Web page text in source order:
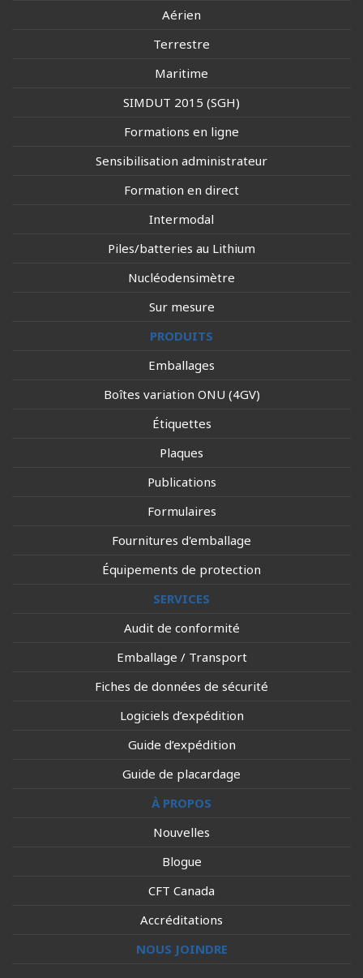
Aérien
Terrestre
Maritime
SIMDUT 2015 (SGH)
Formations en ligne
Sensibilisation administrateur
Formation en direct
Intermodal
Piles/batteries au Lithium
Nucléodensimètre
Sur mesure
PRODUITS
Emballages
Boîtes variation ONU (4GV)
Étiquettes
Plaques
Publications
Formulaires
Fournitures d'emballage
Équipements de protection
SERVICES
Audit de conformité
Emballage / Transport
Fiches de données de sécurité
Logiciels d’expédition
Guide d’expédition
Guide de placardage
À PROPOS
Nouvelles
Blogue
CFT Canada
Accréditations
NOUS JOINDRE